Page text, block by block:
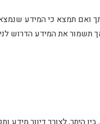
ואם תמצא כי המידע
את המידע הדרוש